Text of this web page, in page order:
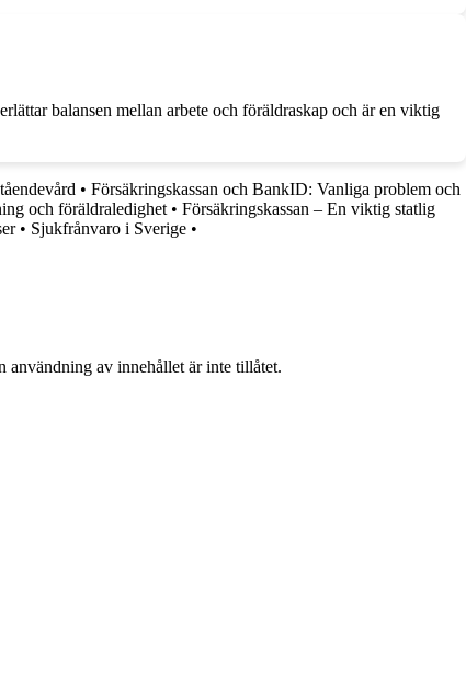
balansen mellan arbete och föräldraskap och är en viktig
• Försäkringskassan och BankID: Vanliga problem och
och föräldraledighet • Försäkringskassan – En viktig statlig
• Sjukfrånvaro i Sverige •
av innehållet är inte tillåtet.